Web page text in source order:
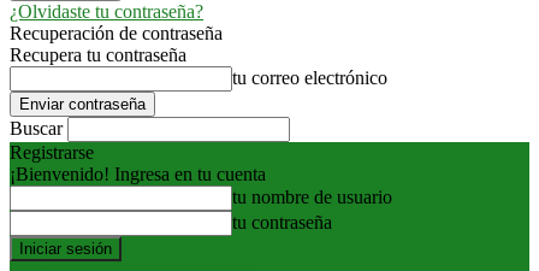
¿Olvidaste tu contraseña?
Recuperación de contraseña
Recupera tu contraseña
tu correo electrónico
Buscar
Registrarse
¡Bienvenido! Ingresa en tu cuenta
tu nombre de usuario
tu contraseña